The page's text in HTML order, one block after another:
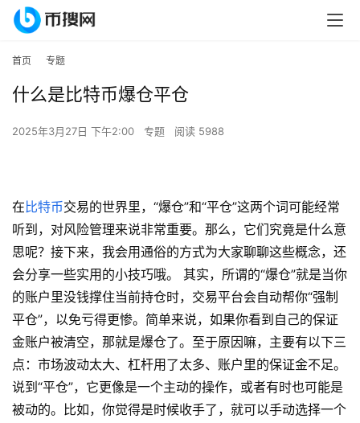
首页 专题
什么是比特币爆仓平仓
2025年3月27日 下午2:00 专题 阅读 5988
在 比特币交易的世界里，“爆仓”和“平仓”这两个词可能经常
听到，对风险管理来说非常重要。那么，它们究竟是什么意
思呢？接下来，我会用通俗的方式为大家聊聊这些概念，还
会分享一些实用的小技巧哦。 其实，所谓的“爆仓”就是当你
的账户里没钱撑住当前持仓时，交易平台会自动帮你“强制
平仓”，以免亏得更惨。简单来说，如果你看到自己的保证
金账户被清空，那就是爆仓了。至于原因嘛，主要有以下三
点：市场波动太大、杠杆用了太多、账户里的保证金不足。
说到“平仓”，它更像是一个主动的操作，或者有时也可能是
被动的。比如，你觉得是时候收手了，就可以手动选择一个